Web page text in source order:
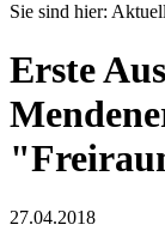
Sie sind hier:
Erste
27.04.2018